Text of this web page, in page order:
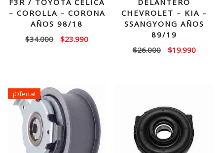
F3R / TOYOTA CELICA
– COROLLA – CORONA
AÑOS 98/18
$34.000
El
$34.000.
$23.990El
DELANTERO
CHEVROLET – KIA –
SSANGYONG AÑOS
89/19
$26.000
El
$19.990El
¡Oferta!